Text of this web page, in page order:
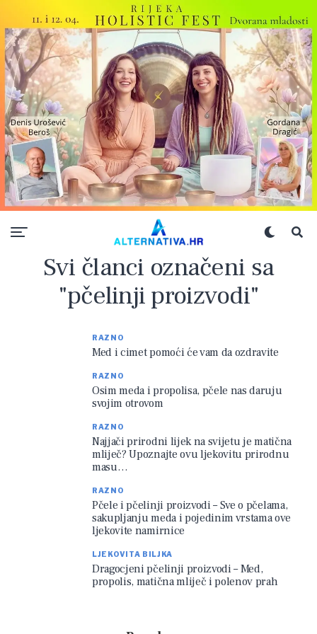
Svi članci označeni sa
"pčelinji proizvodi"
RAZNO
Med i cimet pomoći će vam da ozdravite
RAZNO
Osim meda i propolisa, pčele nas daruju
svojim otrovom
RAZNO
Najjači prirodni lijek na svijetu je matična
mliječ? Upoznajte ovu ljekovitu prirodnu
masu…
RAZNO
Pčele i pčelinji proizvodi – Sve o pčelama,
sakupljanju meda i pojedinim vrstama ove
ljekovite namirnice
LJEKOVITA BILJKA
Dragocjeni pčelinji proizvodi – Med,
propolis, matična mliječ i polenov prah